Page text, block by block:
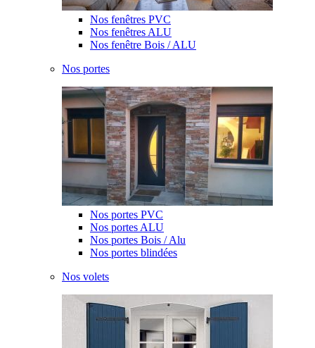
Nos fenêtres PVC
Nos fenêtres ALU
Nos fenêtre Bois / ALU
Nos portes
Nos portes PVC
Nos portes ALU
Nos portes Bois / Alu
Nos portes blindées
Nos volets